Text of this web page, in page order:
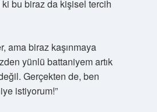
bu biraz da kişisel tercih
ama biraz kaşınmaya
yünlü battaniyem artık
Gerçekten de, ben
istiyorum!”